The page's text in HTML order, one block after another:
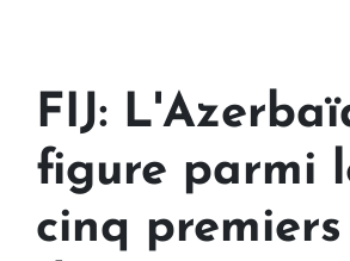
FIJ:
figure parmi
cinq